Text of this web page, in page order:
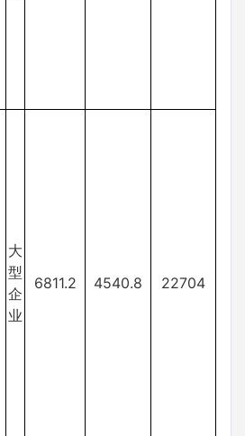
大
型
企
业
6811.2 4540.8 22704